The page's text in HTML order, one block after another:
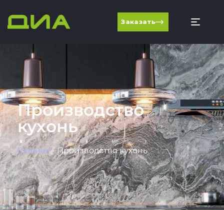
Заказать
Производство
кухонь
Главная-Производство кухонь